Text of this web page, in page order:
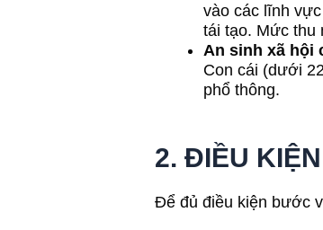
vào các lĩnh
tái tạo. Mức thu
An sinh xã hội
Con cái (dưới
phổ thông.
2. ĐIỀU
Để đủ điều kiện bước